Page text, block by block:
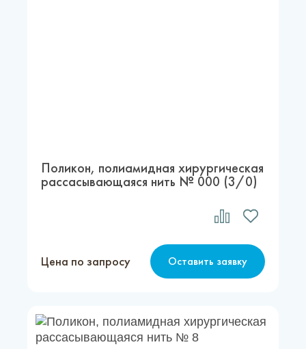
Поликон, полиамидная хирургическая
рассасывающаяся нить № 000 (3/0)
Цена по запросу Оставить заявку